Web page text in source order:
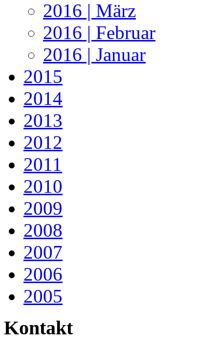
2016 | März
2016 | Februar
2016 | Januar
2015
2014
2013
2012
2011
2010
2009
2008
2007
2006
2005
Kontakt